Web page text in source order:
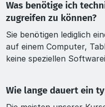
Was benötige ich
zugreifen zu können?
Sie benötigen lediglich
auf einem Computer,
keine speziellen
Wie lange dauert ein